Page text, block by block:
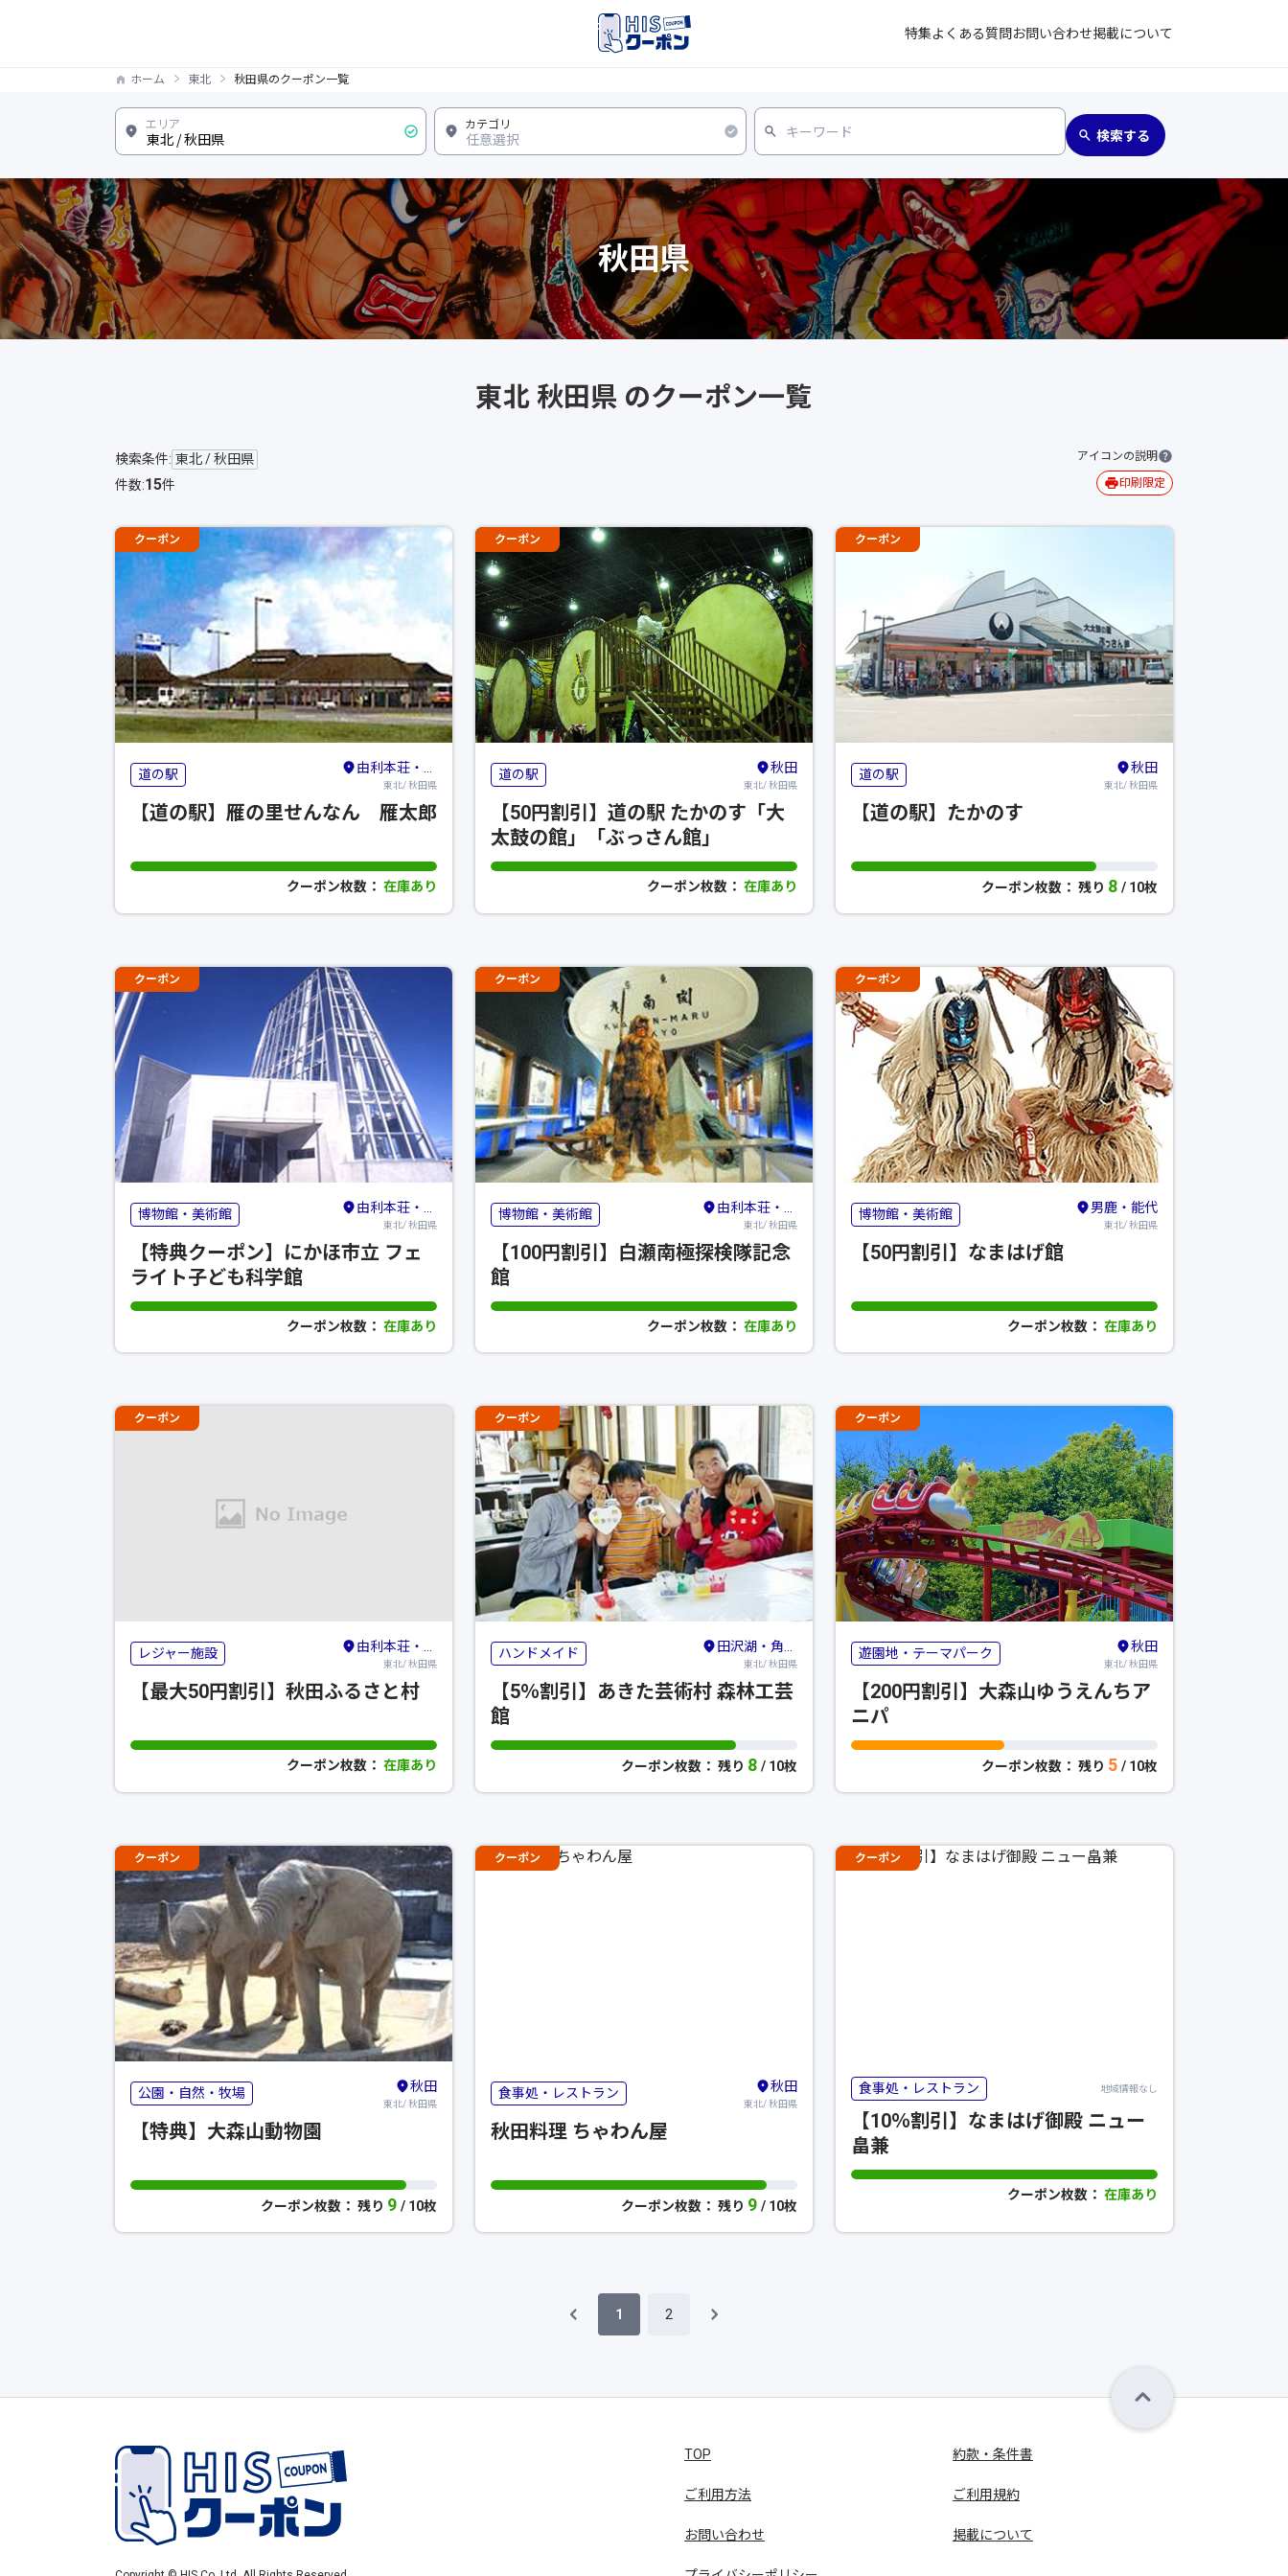
特集よくある質問お問い合わせ掲載について
ホーム 東北 秋田県のクーポン一覧
秋田県
東北 秋田県 のクーポン一覧
検索条件: 東北 / 秋田県
件数:15件
アイコンの説明
印刷限定
クーポン
道の駅 由利本荘・横手
東北/ 秋田県
【道の駅】雁の里せんなん 雁太郎
クーポン枚数： 在庫あり
クーポン
道の駅 秋田
東北/ 秋田県
【50円割引】道の駅 たかのす「大
太鼓の館」「ぶっさん館」
クーポン枚数： 在庫あり
クーポン
道の駅 秋田
東北/ 秋田県
【道の駅】たかのす
クーポン枚数： 残り 8 / 10枚
クーポン
博物館・美術館 由利本荘・横手
東北/ 秋田県
【特典クーポン】にかほ市立 フェ
ライト子ども科学館
クーポン枚数： 在庫あり
クーポン
博物館・美術館 由利本荘・横手
東北/ 秋田県
【100円割引】白瀬南極探検隊記念
館
クーポン枚数： 在庫あり
クーポン
博物館・美術館 男鹿・能代
東北/ 秋田県
【50円割引】なまはげ館
クーポン枚数： 在庫あり
クーポン
レジャー施設 由利本荘・横手
東北/ 秋田県
【最大50円割引】秋田ふるさと村
クーポン枚数： 在庫あり
クーポン
ハンドメイド 田沢湖・角館・大曲
東北/ 秋田県
【5％割引】あきた芸術村 森林工芸
館
クーポン枚数： 残り 8 / 10枚
クーポン
遊園地・テーマパーク 秋田
東北/ 秋田県
【200円割引】大森山ゆうえんちア
ニパ
クーポン枚数： 残り 5 / 10枚
クーポン
公園・自然・牧場 秋田
東北/ 秋田県
【特典】大森山動物園
クーポン枚数： 残り 9 / 10枚
クーポン
食事処・レストラン 秋田
東北/ 秋田県
秋田料理 ちゃわん屋
クーポン枚数： 残り 9 / 10枚
クーポン
食事処・レストラン 地域情報なし
【10％割引】なまはげ御殿 ニュー
畠兼
クーポン枚数： 在庫あり
1 2
TOP
ご利用方法
お問い合わせ
約款・条件書
ご利用規約
掲載について